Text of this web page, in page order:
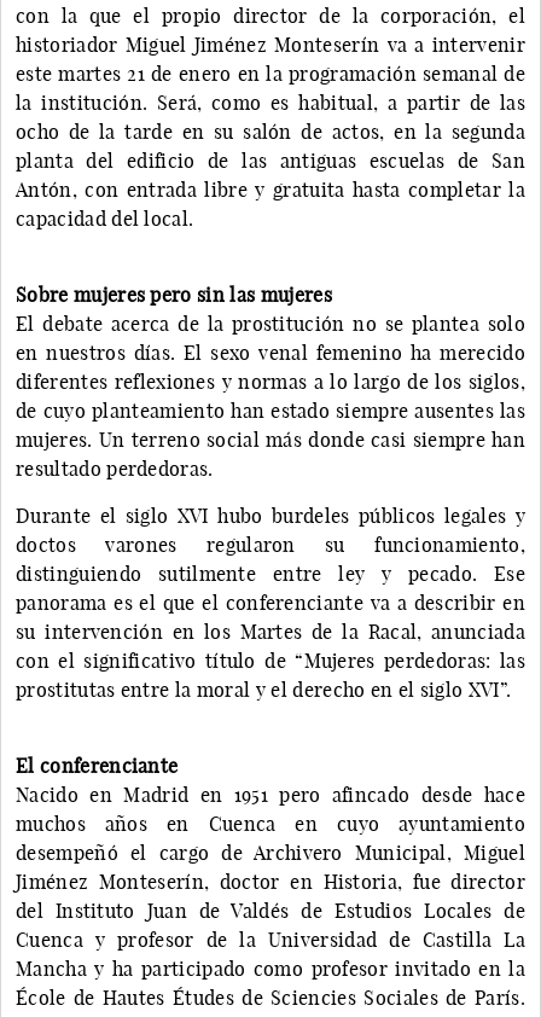
con la que el propio director de la corporación, el
historiador Miguel Jiménez Monteserín va a intervenir
este martes 21 de enero en la programación semanal de
la institución. Será, como es habitual, a partir de las
ocho de la tarde en su salón de actos, en la segunda
planta del edificio de las antiguas escuelas de San
Antón, con entrada libre y gratuita hasta completar la
capacidad del local.
Sobre mujeres pero sin las mujeres
El debate acerca de la prostitución no se plantea solo
en nuestros días. El sexo venal femenino ha merecido
diferentes reflexiones y normas a lo largo de los siglos,
de cuyo planteamiento han estado siempre ausentes las
mujeres. Un terreno social más donde casi siempre han
resultado perdedoras.
Durante el siglo XVI hubo burdeles públicos legales y
doctos varones regularon su funcionamiento,
distinguiendo sutilmente entre ley y pecado. Ese
panorama es el que el conferenciante va a describir en
su intervención en los Martes de la Racal, anunciada
con el significativo título de “Mujeres perdedoras: las
prostitutas entre la moral y el derecho en el siglo XVI”.
El conferenciante
Nacido en Madrid en 1951 pero afincado desde hace
muchos años en Cuenca en cuyo ayuntamiento
desempeñó el cargo de Archivero Municipal, Miguel
Jiménez Monteserín, doctor en Historia, fue director
del Instituto Juan de Valdés de Estudios Locales de
Cuenca y profesor de la Universidad de Castilla La
Mancha y ha participado como profesor invitado en la
École de Hautes Études de Sciencies Sociales de París.